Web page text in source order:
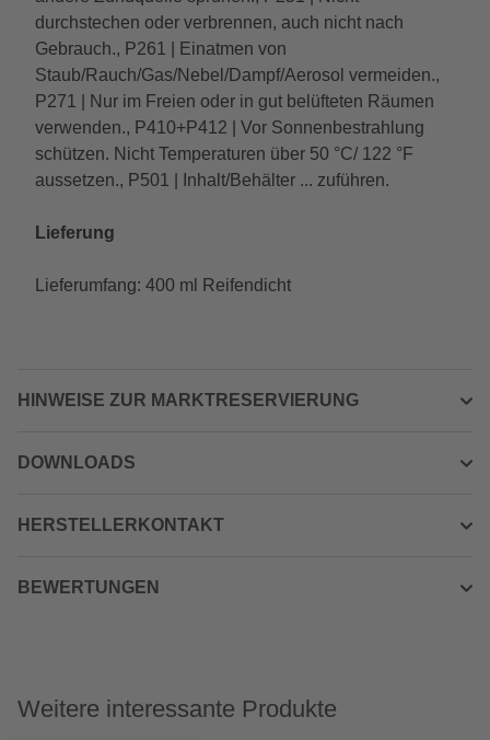
durchstechen oder verbrennen, auch nicht nach
Gebrauch., P261 | Einatmen von
Staub/Rauch/Gas/Nebel/Dampf/Aerosol vermeiden.,
P271 | Nur im Freien oder in gut belüfteten Räumen
verwenden., P410+P412 | Vor Sonnenbestrahlung
schützen. Nicht Temperaturen über 50 °C/ 122 °F
aussetzen., P501 | Inhalt/Behälter ... zuführen.
Lieferung
Lieferumfang: 400 ml Reifendicht
HINWEISE ZUR MARKTRESERVIERUNG
DOWNLOADS
HERSTELLERKONTAKT
BEWERTUNGEN
Weitere interessante Produkte